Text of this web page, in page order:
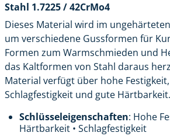
Stahl 1.7225 / 42CrMo4
Dieses Material wird im
um verschiedene Gussformen für
Formen zum Warmschmieden und
das Kaltformen von Stahl daraus
Material verfügt über hohe
Schlagfestigkeit und gute Härtbarkeit.
Schlüsseleigenschaften: Hohe
Härtbarkeit • Schlagfestigkeit